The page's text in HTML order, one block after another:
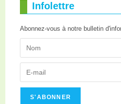
Infolettre
Abonnez-vous à notre bulletin
S'ABONNER